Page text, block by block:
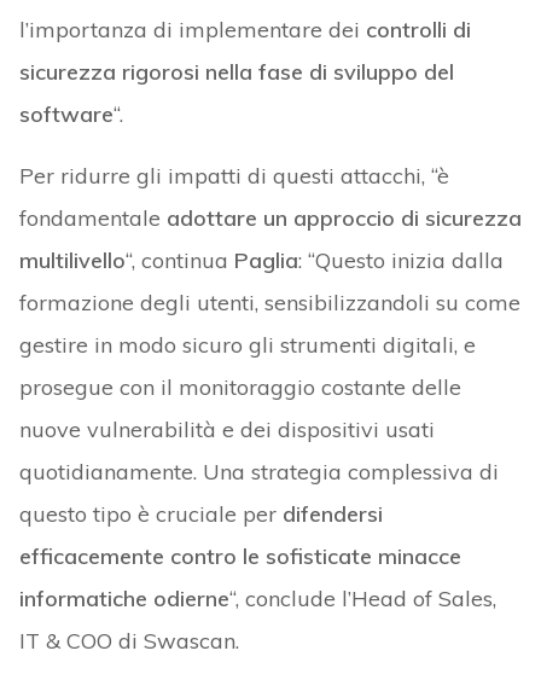
l’importanza di implementare dei controlli di
sicurezza rigorosi nella fase di sviluppo del
software“.
Per ridurre gli impatti di questi attacchi, “è
fondamentale adottare un approccio di sicurezza
multilivello“, continua Paglia: “Questo inizia dalla
formazione degli utenti, sensibilizzandoli su come
gestire in modo sicuro gli strumenti digitali, e
prosegue con il monitoraggio costante delle
nuove vulnerabilità e dei dispositivi usati
quotidianamente. Una strategia complessiva di
questo tipo è cruciale per difendersi
efficacemente contro le sofisticate minacce
informatiche odierne“, conclude l’Head of Sales,
IT & COO di Swascan.